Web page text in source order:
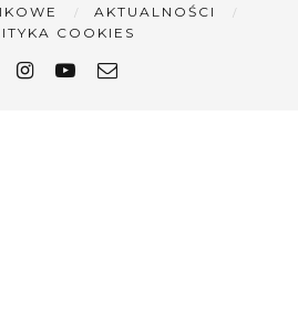
AKTUALNOŚCI
COOKIES